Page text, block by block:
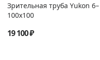
Зрительная труба Yukon 6–
100x100
19 100 ₽